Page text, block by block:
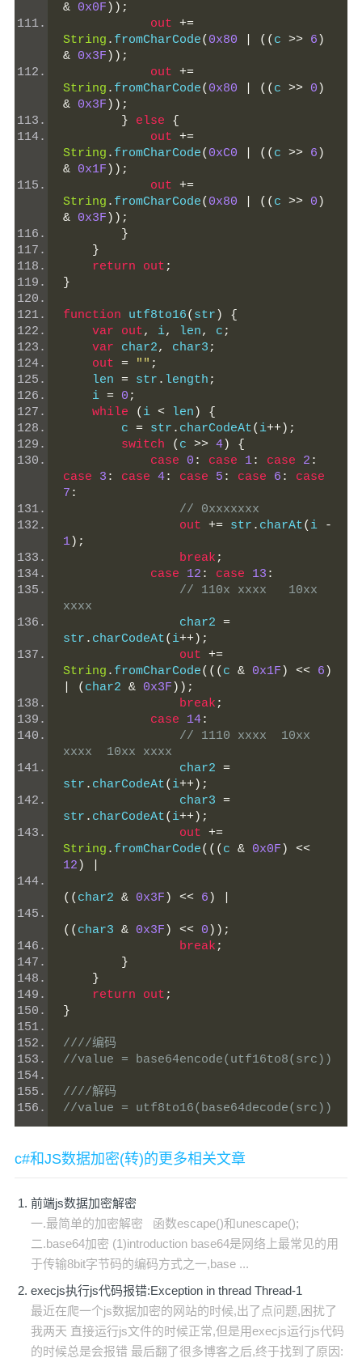
& 0x0F ));
out +=
String . fromCharCode( 0x80 (( c >> 6 )
& 0x3F ));
out +=
String . fromCharCode( 0x80 (( c >> 0 )
& 0x3F ));
}
else
{
out +=
String . fromCharCode( 0xC0 (( c >> 6 )
& 0x1F ));
out +=
String . fromCharCode( 0x80 (( c >> 0 )
& 0x3F ));
}
}
return
out;
}
function utf8to16( str )
{
var
out, i, len, c;
var char2, char3;
out = "" ;
    len
= str . length;
    i
= 0;
while
( i < len )
{
        c
= str . charCodeAt( i++);
switch
( c >> 4)
{
case
0 : case 1: case 2 :
case
3 : case 4: case 5 : case 6 :
case
7 :
// 0xxxxxxx
out += str . charAt( i
-
1);
break;
case
12 : case 13 :
// 110x xxxx   10xx
xxxx
                char2
=
str . charCodeAt( i++);
out +=
String . fromCharCode((( c & 0x1F ) << 6 )
( char2 & 0x3F ));
break;
case
14:
// 1110 xxxx  10xx
xxxx  10xx xxxx
                char2
=
str . charCodeAt( i++);
                char3
=
str . charCodeAt( i++);
out +=
String . fromCharCode((( c & 0x0F )
<<
12 )
(( char2 & 0x3F ) << 6 )
(( char3 & 0x3F ) << 0 ));
break;
}
}
return
out;
}
////编码
//value = base64encode(utf16to8(src))
////解码
//value = utf8to16(base64decode(src))
c#和JS数据加密(转)的更多相关文章
前端js数据加密解密
一.最简单的加密解密 函数escape()和unescape();
二.base64加密 (1)introduction base64是网络上最常见的用
于传输8bit字节码的编码方式之一,base ...
execjs执行js代码报错:Exception in thread Thread-1
最近在爬一个js数据加密的网站的时候,出了点问题,困扰了
我两天 直接运行js文件的时候正常,但是用execjs运行js代码
的时候总是会报错 最后翻了很多博客之后,终于找到了原因: